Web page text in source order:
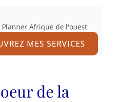
MES SERVICES
de la